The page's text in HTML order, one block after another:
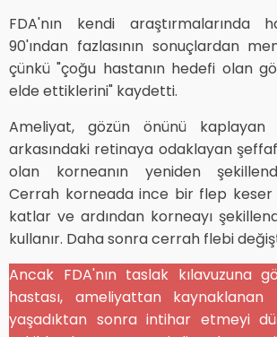
FDA'nın kendi araştırmalarında
90'ından fazlasının sonuçlardan
çünkü "çoğu hastanın hedefi olan
elde ettiklerini" kaydetti.
Ameliyat, gözün önünü kaplayan
arkasındaki retinaya odaklayan
olan korneanın yeniden
Cerrah korneada ince bir flep
katlar ve ardından korneayı
kullanır. Daha sonra cerrah flebi
Ancak FDA'nın taslak kılavuzuna
hastası, ameliyattan kaynaklanan
yaşadıktan sonra intihar etmeyi